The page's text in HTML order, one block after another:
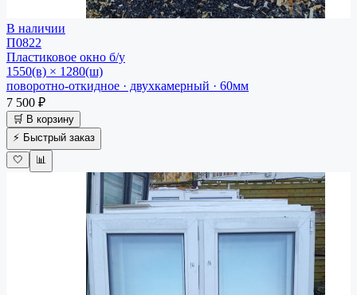
В наличии
П0822
Пластиковое окно б/у
1550(в) × 1280(ш)
поворотно-откидное · двухкамерный · 60мм
7 500 ₽
🛒 В корзину
⚡ Быстрый заказ
🤍
📊